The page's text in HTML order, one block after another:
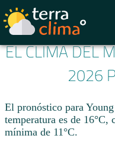
EL CLIMA DEL
2026
El pronóstico para
temperatura es de 16°C,
mínima de 11°C.